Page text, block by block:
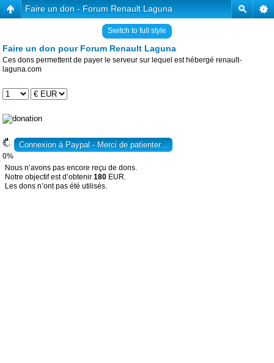
Faire un don - Forum Renault Laguna
Switch to full style
Faire un don pour Forum Renault Laguna
Ces dons permettent de payer le serveur sur lequel est hébergé renault-
laguna.com
0%
Nous n’avons pas encore reçu de dons.
Notre objectif est d’obtenir 180 EUR.
Les dons n’ont pas été utilisés.